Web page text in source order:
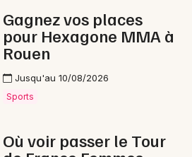
Gagnez vos places
pour Hexagone MMA à
Rouen
Jusqu'au 10/08/2026
Sports
Où voir passer le Tour